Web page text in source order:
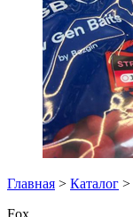
Главная > Каталог >
Fox